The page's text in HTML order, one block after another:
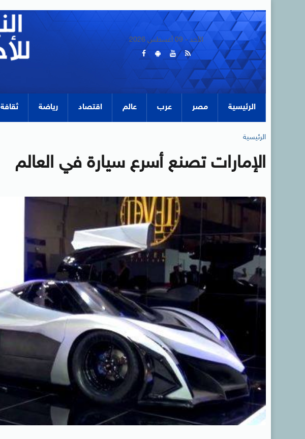
الأحد - 09 أغسطس 2026
الرئيسية مصر عرب عالم اقتصاد رياضة ثقافة
الرئيسية
الإمارات تصنع أسرع سيارة في العالم